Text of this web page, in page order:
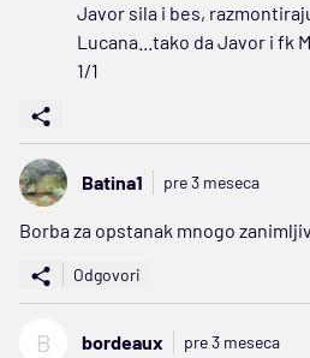
Javor sila i bes,
Lucana...tako da Javor i fk
1/1
Batina1 pre 3 meseca
Borba za opstanak mnogo
Odgovori
B bordeaux pre 3 meseca